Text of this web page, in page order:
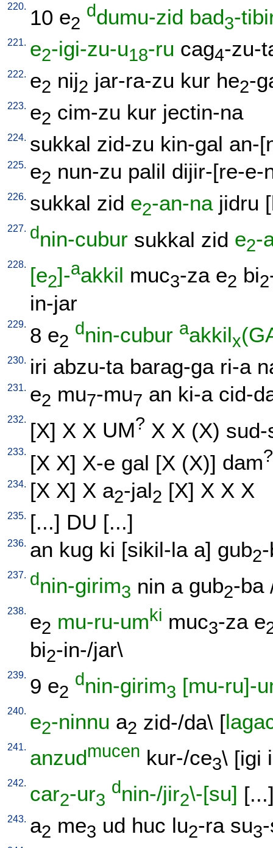
220. 10 e2
ddumu-zid bad3-
221. e2-igi-zu-u18-ru cag4-zu-
222. e2 nij2 jar-ra-zu kur he2-
223. e2 cim-zu kur jectin-na
224. sukkal zid-zu kin-gal an-
225. e2 nun-zu palil dijir-[re-e-
226. sukkal zid e2-an-na jidru [
227. dnin-cubur sukkal zid e2-
228. [e2]-aakkil muc3-za e2 bi2
in-jar
229. 8 e2
dnin-cubur aakkilx
230. iri abzu-ta barag-ga ri-a
231. e2 mu7-mu7 an ki-a cid-
232. [X] X X UM? X X (X) sud-
233. [X X] X-e gal [X (X)] dam?
234. [X X] X a2-jal2 [X] X X X
235. [...] DU [...]
236. an kug ki [sikil-la a] gub2
237. dnin-girim3 nin a gub2-ba
238. e2 mu-ru-umki muc3-za e
bi2-in-/jar\
239. 9 e2
dnin-girim3 [mu-ru]-
240. e2-ninnu a2 zid-/da\ [
241. anzudmucen kur-/ce3\ [igi
242. car2-ur3
dnin-/jir2\-[su] [...
243. a2 me3 ud huc lu2-ra su3